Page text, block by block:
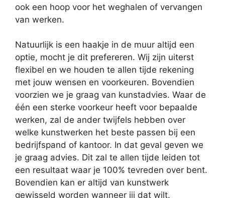
ook een hoop voor het weghalen of vervangen
van werken.
Natuurlijk is een haakje in de muur altijd een
optie, mocht je dit prefereren. Wij zijn uiterst
flexibel en we houden te allen tijde rekening
met jouw wensen en voorkeuren. Bovendien
voorzien we je graag van kunstadvies. Waar de
één een sterke voorkeur heeft voor bepaalde
werken, zal de ander twijfels hebben over
welke kunstwerken het beste passen bij een
bedrijfspand of kantoor. In dat geval geven we
je graag advies. Dit zal te allen tijde leiden tot
een resultaat waar je 100% tevreden over bent.
Bovendien kan er altijd van kunstwerk
gewisseld worden wanneer jij dat wilt.